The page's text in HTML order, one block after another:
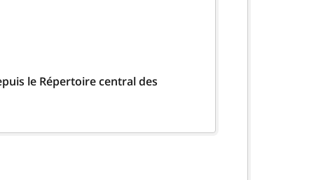
le Répertoire central des